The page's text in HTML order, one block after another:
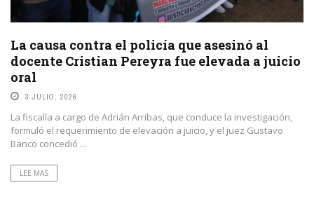
La causa contra el policía que asesinó al
docente Cristian Pereyra fue elevada a juicio
oral
3 JULIO, 2026
La fiscalía a cargo de Adrián Arribas, que conduce la investigación,
formuló el requerimiento de elevación a juicio, y el juez Gustavo
Banco concedió ...
LEE MAS